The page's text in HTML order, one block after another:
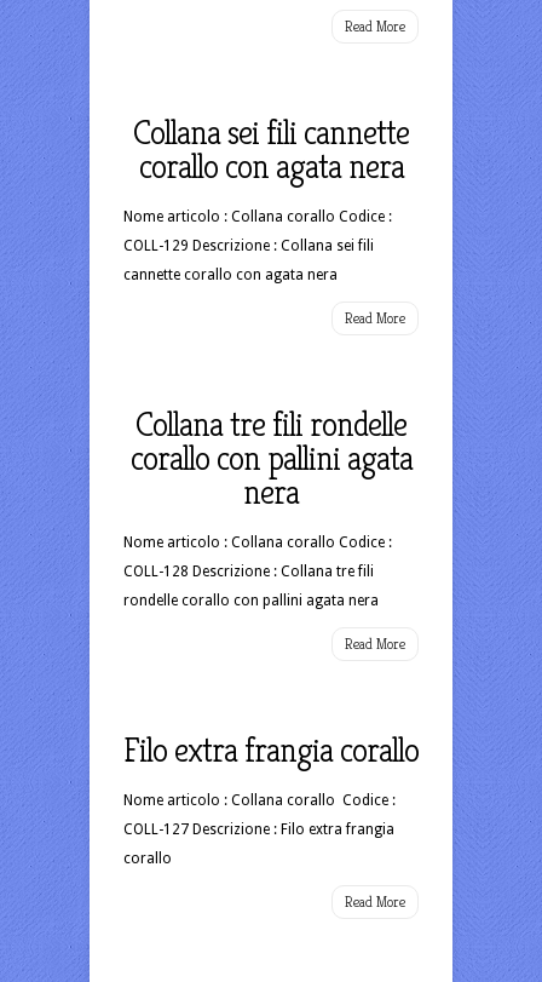
Read More
Collana sei fili cannette
corallo con agata nera
Nome articolo : Collana corallo Codice :
COLL-129 Descrizione : Collana sei fili
cannette corallo con agata nera
Read More
Collana tre fili rondelle
corallo con pallini agata
nera
Nome articolo : Collana corallo Codice :
COLL-128 Descrizione : Collana tre fili
rondelle corallo con pallini agata nera
Read More
Filo extra frangia corallo
Nome articolo : Collana corallo Codice :
COLL-127 Descrizione : Filo extra frangia
corallo
Read More